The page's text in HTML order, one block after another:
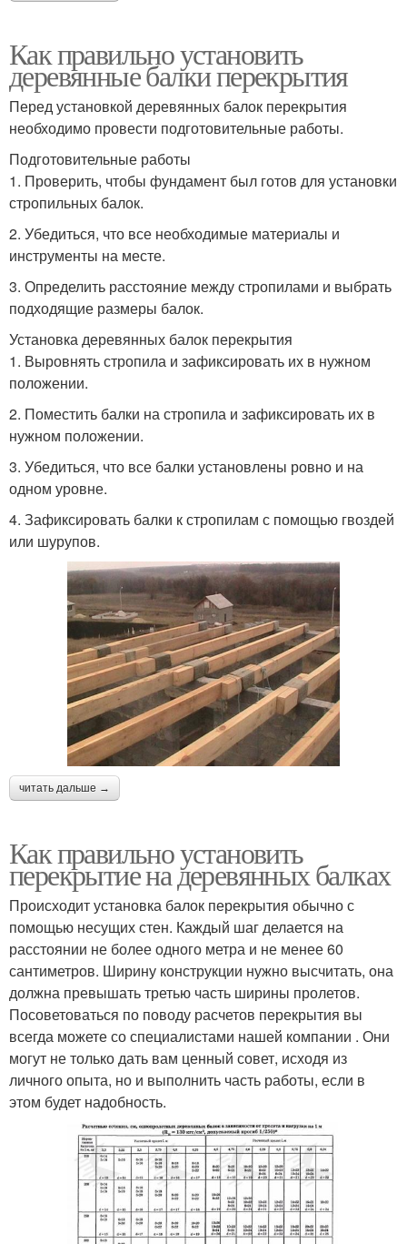
Как правильно установить
деревянные балки перекрытия
Перед установкой деревянных балок перекрытия
необходимо провести подготовительные работы.
Подготовительные работы
1. Проверить, чтобы фундамент был готов для установки
стропильных балок.
2. Убедиться, что все необходимые материалы и
инструменты на месте.
3. Определить расстояние между стропилами и выбрать
подходящие размеры балок.
Установка деревянных балок перекрытия
1. Выровнять стропила и зафиксировать их в нужном
положении.
2. Поместить балки на стропила и зафиксировать их в
нужном положении.
3. Убедиться, что все балки установлены ровно и на
одном уровне.
4. Зафиксировать балки к стропилам с помощью гвоздей
или шурупов.
читать дальше →
Как правильно установить
перекрытие на деревянных балках
Происходит установка балок перекрытия обычно с
помощью несущих стен. Каждый шаг делается на
расстоянии не более одного метра и не менее 60
сантиметров. Ширину конструкции нужно высчитать, она
должна превышать третью часть ширины пролетов.
Посоветоваться по поводу расчетов перекрытия вы
всегда можете со специалистами нашей компании . Они
могут не только дать вам ценный совет, исходя из
личного опыта, но и выполнить часть работы, если в
этом будет надобность.